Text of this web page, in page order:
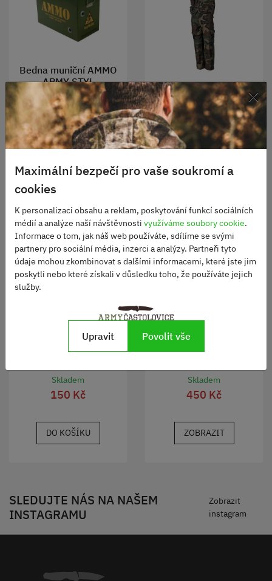
Bedna muniční AMMO
ARMY STYL
Není skladem
290 Kč
DO KOŠÍKU
Dětský komplet, kalhoty a
vesta woodland
Skladem
1190 Kč
ZOBRAZIT
Dětská kšiltovka vz.95
Skladem
150 Kč
DO KOŠÍKU
Dětské kraťasy
Skladem
450 Kč
ZOBRAZIT
SLEDUJTE NÁS NA NAŠEM
INSTAGRAMU
Zobrazit
instagram
×
Maximální bezpečí pro vaše soukromí a
cookies
K personalizaci obsahu a reklam, poskytování funkcí sociálních
médií a analýze naší návštěvnosti využíváme soubory cookie.
Informace o tom, jak náš web používáte, sdílíme se svými
partnery pro sociální média, inzerci a analýzy. Partneři tyto
údaje mohou zkombinovat s dalšími informacemi, které jste jim
poskytli nebo které získali v důsledku toho, že používáte jejich
služby.
Upravit Povolit vše